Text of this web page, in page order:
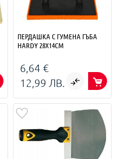
ПЕРДАШКА С ГУМЕНА ГЪБА
HARDY 28Х14СМ
6,64 €
12,99 ЛВ.